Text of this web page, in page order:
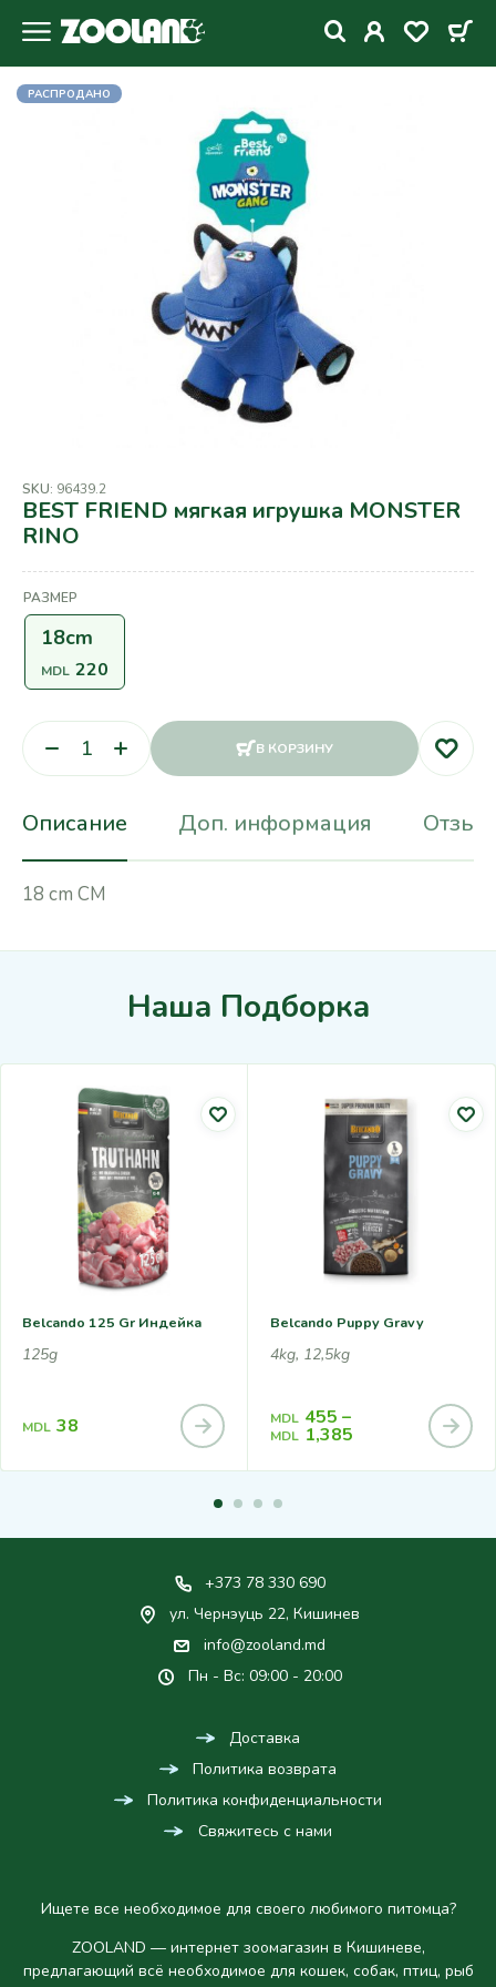
РАСПРОДАНО
SKU: 96439.2
BEST FRIEND мягкая игрушка MONSTER
RINO
РАЗМЕР
18cm
MDL 220
В КОРЗИНУ
Описание Доп. информация
18 cm CM
Наша Подборка
Belcando 125 Gr Индейка
125g
MDL 38
Belcando Puppy Gravy
4kg, 12,5kg
MDL 455 –
MDL 1,385
+373 78 330 690
ул. Чернэуць 22, Кишинев
info@zooland.md
Пн - Вс: 09:00 - 20:00
Доставка
Политика возврата
Политика конфиденциальности
Свяжитесь с нами
Ищете все необходимое для своего любимого питомца?
ZOOLAND — интернет зоомагазин в Кишиневе,
предлагающий всё необходимое для кошек, собак, птиц, рыб